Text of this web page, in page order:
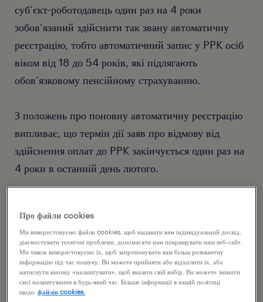
суб’єкт-роботодавець один раз на 4 роки
зобов’язаний здійснити так звану автоматичну
реєстрацію, тобто автоматичний запис у PPK осіб
віком від 18 до 54 років, які підлягають
обов’язковому пенсійному страхуванню.
З положень про поновну автоматичну реєстрацію
випливає, що термін дії заяв про відмову від
здійснення оплат до PPK закінчується один раз на
4 роки в останній день лютого.
реєстрація має відбутися у 2023 році, тому діючі
заяви про відмову діятимуть до 28 лютого
2023 року.
Таким чином, повідомляємо вам, що з 01.04.2023
Про файли cookies
Ми використовуємо файли cookies, щоб надавати вам індивідуальний досвід,
діагностувати технічні проблеми, допомагати нам покращувати наш веб-сайт.
Ми також використовуємо їх, щоб запропонувати вам більш релевантну
інформацію під час пошуку. Ви можете прийняти або відхилити їх, або
натиснути кнопку «налаштувати», щоб вказати свій вибір. Ви можете змінити
свої налаштування в будь-який час. Більше інформації в нашій політиці
щодо файлів cookies.